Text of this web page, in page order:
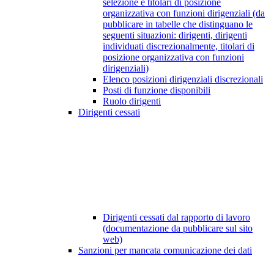
selezione e titolari di posizione
organizzativa con funzioni dirigenziali (da
pubblicare in tabelle che distinguano le
seguenti situazioni: dirigenti, dirigenti
individuati discrezionalmente, titolari di
posizione organizzativa con funzioni
dirigenziali)
Elenco posizioni dirigenziali discrezionali
Posti di funzione disponibili
Ruolo dirigenti
Dirigenti cessati
Dirigenti cessati dal rapporto di lavoro
(documentazione da pubblicare sul sito
web)
Sanzioni per mancata comunicazione dei dati